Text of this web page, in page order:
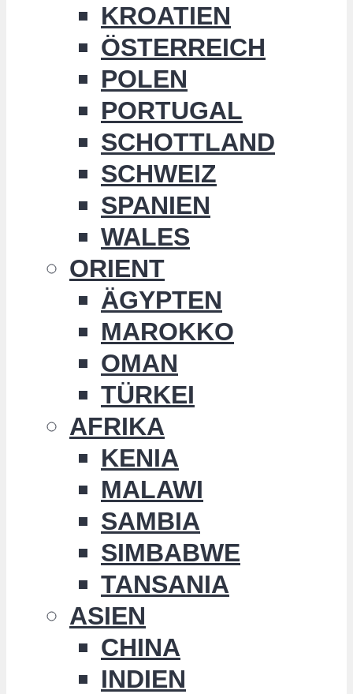
KROATIEN
ÖSTERREICH
POLEN
PORTUGAL
SCHOTTLAND
SCHWEIZ
SPANIEN
WALES
ORIENT
ÄGYPTEN
MAROKKO
OMAN
TÜRKEI
AFRIKA
KENIA
MALAWI
SAMBIA
SIMBABWE
TANSANIA
ASIEN
CHINA
INDIEN